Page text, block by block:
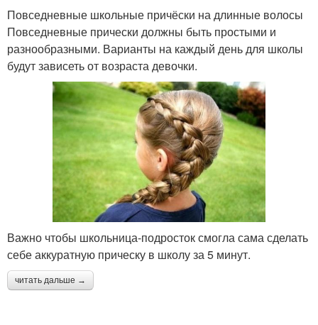
Повседневные школьные причёски на длинные волосы
Повседневные прически должны быть простыми и
разнообразными. Варианты на каждый день для школы
будут зависеть от возраста девочки.
Важно чтобы школьница-подросток смогла сама сделать
себе аккуратную прическу в школу за 5 минут.
читать дальше →